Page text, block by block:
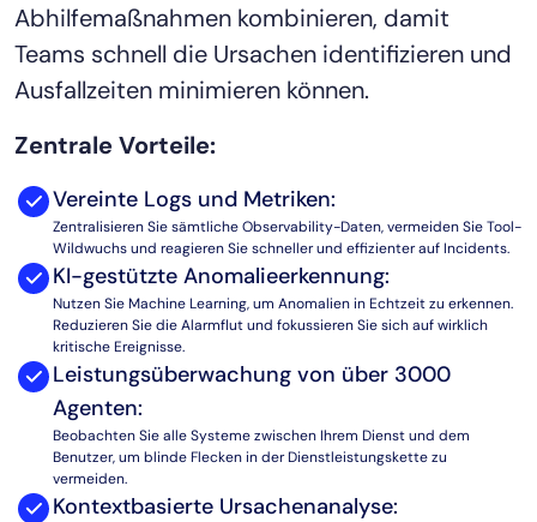
Abhilfemaßnahmen kombinieren, damit
Teams schnell die Ursachen identifizieren und
Ausfallzeiten minimieren können.
Zentrale Vorteile:
Vereinte Logs und Metriken:
Zentralisieren Sie sämtliche Observability-Daten, vermeiden Sie Tool-
Wildwuchs und reagieren Sie schneller und effizienter auf Incidents.
KI-gestützte Anomalieerkennung:
Nutzen Sie Machine Learning, um Anomalien in Echtzeit zu erkennen.
Reduzieren Sie die Alarmflut und fokussieren Sie sich auf wirklich
kritische Ereignisse.
Leistungsüberwachung von über 3000
Agenten:
Beobachten Sie alle Systeme zwischen Ihrem Dienst und dem
Benutzer, um blinde Flecken in der Dienstleistungskette zu
vermeiden.
Kontextbasierte Ursachenanalyse: